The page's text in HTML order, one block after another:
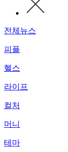
전체뉴스
피플
헬스
라이프
컬처
머니
테마